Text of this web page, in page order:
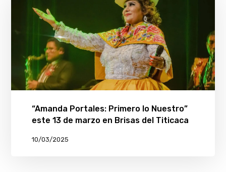
“Amanda Portales: Primero lo Nuestro”
este 13 de marzo en Brisas del Titicaca
10/03/2025